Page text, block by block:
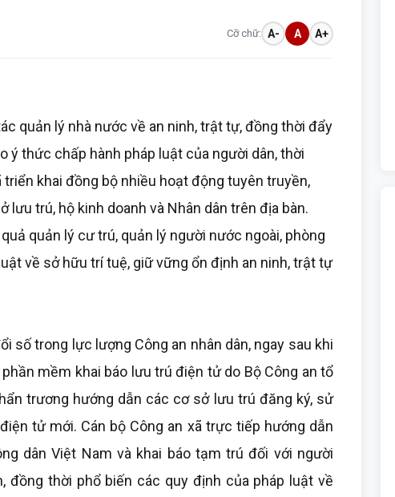
Cỡ chữ: A- A A+
quản lý nhà nước về an ninh, trật tự, đồng thời đẩy
ý thức chấp hành pháp luật của người dân, thời
triển khai đồng bộ nhiều hoạt động tuyên truyền,
lưu trú, hộ kinh doanh và Nhân dân trên địa bàn.
quản lý cư trú, quản lý người nước ngoài, phòng
về sở hữu trí tuệ, giữ vững ổn định an ninh, trật tự
số trong lực lượng Công an nhân dân, ngay sau khi
mềm khai báo lưu trú điện tử do Bộ Công an tổ
trương hướng dẫn các cơ sở lưu trú đăng ký, sử
tử mới. Cán bộ Công an xã trực tiếp hướng dẫn
dân Việt Nam và khai báo tạm trú đối với người
đồng thời phổ biến các quy định của pháp luật về